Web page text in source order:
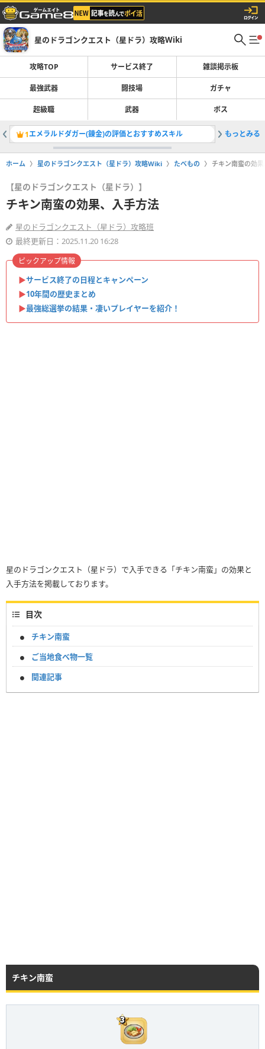
星のドラゴンクエスト（星ドラ）攻略Wiki
攻略TOP サービス終了 雑談掲示板
最強武器 闘技場 ガチャ
超級職 武器 ボス
1エメラルドダガー(錬金)の評価とおすすめスキル 2メタル
もっとみる
ホーム 星のドラゴンクエスト（星ドラ）攻略Wiki たべもの チキン南蛮の効
【星のドラゴンクエスト（星ドラ）】
チキン南蛮の効果、入手方法
星のドラゴンクエスト（星ドラ）攻略班
最終更新日：2025.11.20 16:28
▶︎サービス終了の日程とキャンペーン
▶︎10年間の歴史まとめ
▶︎最強総選挙の結果・凄いプレイヤーを紹介！
ピックアップ情報
星のドラゴンクエスト（星ドラ）で入手できる「チキン南蛮」の効果と
入手方法を掲載しております。
目次
チキン南蛮
ご当地食べ物一覧
関連記事
チキン南蛮